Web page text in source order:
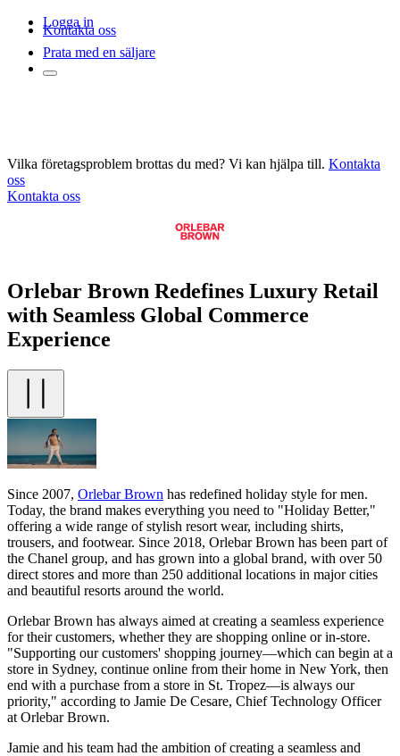
Logga in
Kontakta oss
Prata med en säljare
Vilka företagsproblem brottas du med? Vi kan hjälpa till. Kontakta
oss
Kontakta oss
Orlebar Brown Redefines Luxury Retail
with Seamless Global Commerce
Experience
Since 2007, Orlebar Brown has redefined holiday style for men.
Today, the brand makes everything you need to "Holiday Better,"
offering a wide range of stylish resort wear, including shirts,
trousers, and footwear. Since 2018, Orlebar Brown has been part of
the Chanel group, and has grown into a global brand, with over 50
direct stores and more than 250 additional locations in major cities
and beautiful resorts around the world.
Orlebar Brown has always aimed at creating a seamless experience
for their customers, whether they are shopping online or in-store.
"Supporting our customers' shopping journey—which can begin at a
store in Sydney, continue online from their home in New York, then
end with a purchase from a store in St. Tropez—is always our
priority," according to Jamie De Cesare, Chief Technology Officer
at Orlebar Brown.
Jamie and his team had the ambition of creating a seamless and